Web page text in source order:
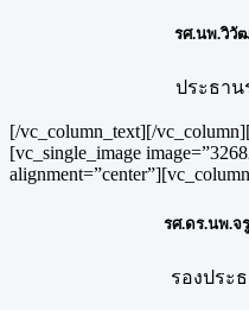
รศ.นพ.วิวั
ประธาน
[/vc_column_text][/
[vc_single_image
รศ.ดร.นพ.
รองประ